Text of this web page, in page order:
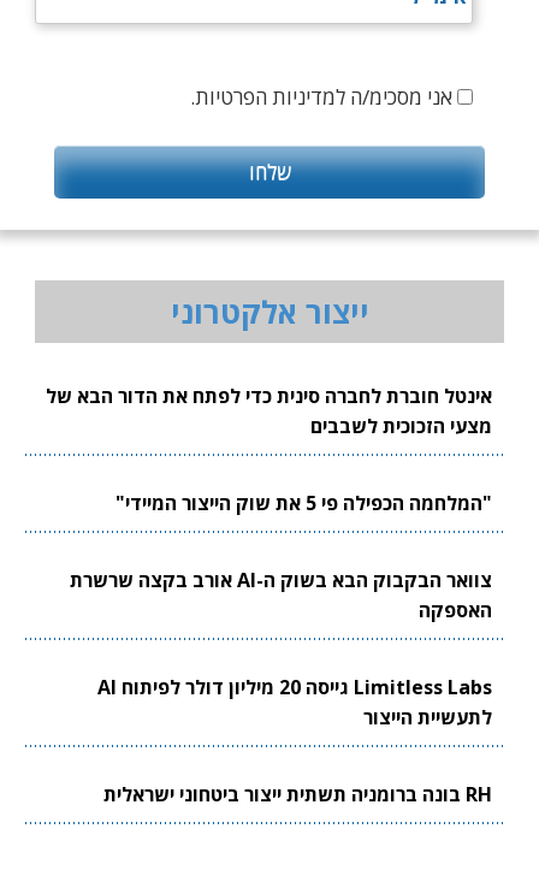
אני מסכימ/ה למדיניות הפרטיות.
ייצור אלקטרוני
אינטל חוברת לחברה סינית כדי לפתח את הדור הבא של
מצעי הזכוכית לשבבים
"המלחמה הכפילה פי 5 את שוק הייצור המיידי"
צוואר הבקבוק הבא בשוק ה-AI אורב בקצה שרשרת
האספקה
Limitless Labs גייסה 20 מיליון דולר לפיתוח AI
לתעשיית הייצור
RH בונה ברומניה תשתית ייצור ביטחוני ישראלית